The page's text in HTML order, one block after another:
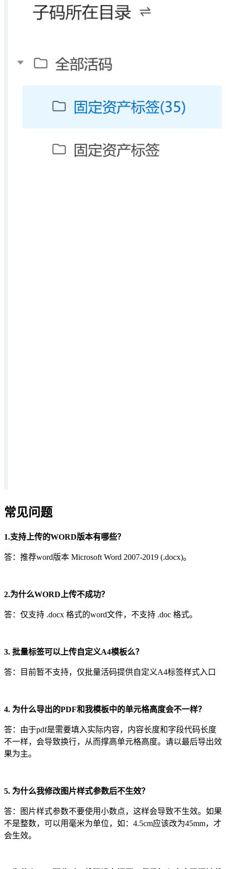
常见问题
1.支持上传的WORD版本有哪些？
答：推荐word版本 Microsoft Word 2007-2019 (.docx)。
2.为什么WORD上传不成功？
答：仅支持 .docx 格式的word文件，不支持 .doc 格式。
3. 批量标签可以上传自定义A4模板么？
答：目前暂不支持，仅批量活码提供自定义A4标签样式入口
4. 为什么导出的PDF和我模板中的单元格高度会不一样？
答：由于pdf是需要填入实际内容，内容长度和字段代码长度
不一样，会导致换行，从而撑高单元格高度。请以最后导出效
果为主。
5. 为什么我修改图片样式参数后不生效？
答：图片样式参数不要使用小数点，这样会导致不生效。如果
不是整数，可以用毫米为单位，如：4.5cm应该改为45mm，才
会生效。